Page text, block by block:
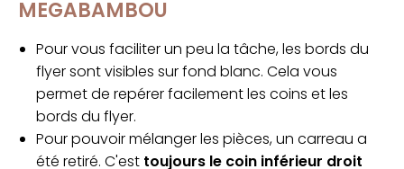
MEGABAMBOU
Pour vous faciliter un peu la tâche, les bords du
flyer sont visibles sur fond blanc. Cela vous
permet de repérer facilement les coins et les
bords du flyer.
Pour pouvoir mélanger les pièces, un carreau a
été retiré. C'est toujours le coin inférieur droit